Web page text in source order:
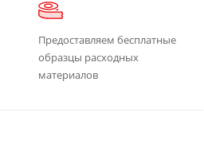
Предоставляем бесплатные
образцы расходных
материалов